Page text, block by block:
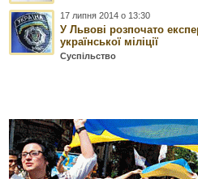
17 липня 2014 о 13:30
У Львові розпочато
української міліції
Суспільство